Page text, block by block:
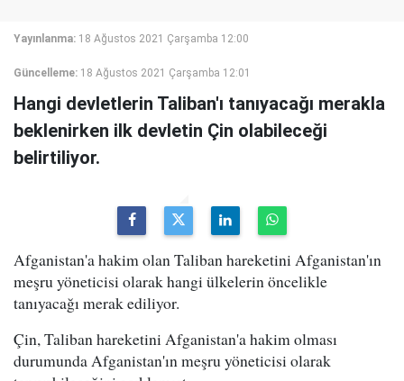
Yayınlanma: 18 Ağustos 2021 Çarşamba 12:00
Güncelleme: 18 Ağustos 2021 Çarşamba 12:01
Hangi devletlerin Taliban'ı tanıyacağı merakla
beklenirken ilk devletin Çin olabileceği
belirtiliyor.
Afganistan'a hakim olan Taliban hareketini Afganistan'ın
meşru yöneticisi olarak hangi ülkelerin öncelikle
tanıyacağı merak ediliyor.
Çin, Taliban hareketini Afganistan'a hakim olması
durumunda Afganistan'ın meşru yöneticisi olarak